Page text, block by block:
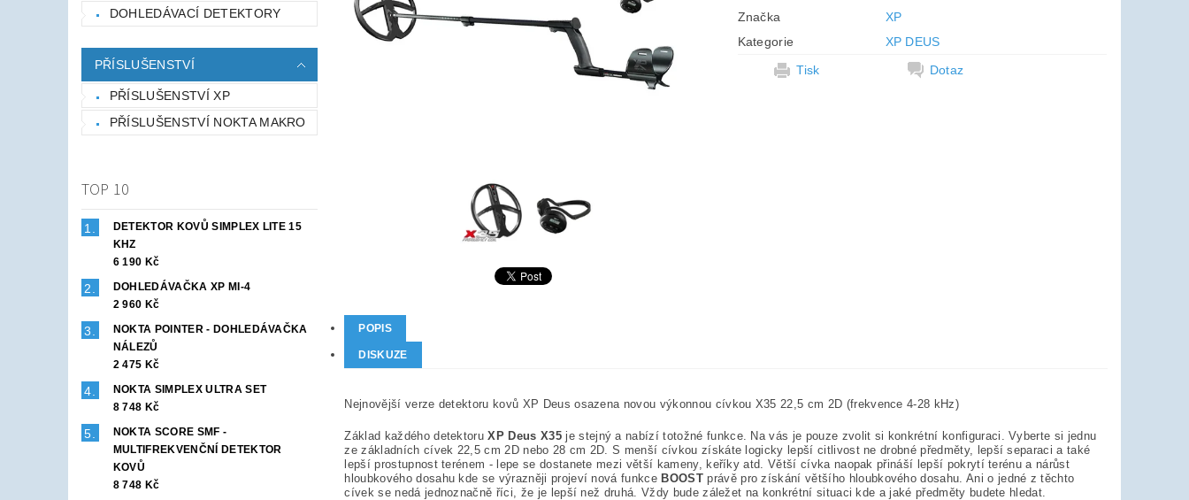
DOHLEDÁVACÍ DETEKTORY
PŘÍSLUŠENSTVÍ
PŘÍSLUŠENSTVÍ XP
PŘÍSLUŠENSTVÍ NOKTA MAKRO
TOP 10
DETEKTOR KOVŮ SIMPLEX LITE 15
KHZ
6 190 Kč
DOHLEDÁVAČKA XP MI-4
2 960 Kč
NOKTA POINTER - DOHLEDÁVAČKA
NÁLEZŮ
2 475 Kč
NOKTA SIMPLEX ULTRA SET
8 748 Kč
NOKTA SCORE SMF -
MULTIFREKVENČNÍ DETEKTOR
KOVŮ
8 748 Kč
Značka
XP
Kategorie
XP DEUS
Tisk
Dotaz
POPIS
DISKUZE
Nejnovější verze detektoru kovů XP Deus osazena novou výkonnou cívkou X35 22,5 cm 2D (frekvence 4-28 kHz)
Základ každého detektoru XP Deus X35 je stejný a nabízí totožné funkce. Na vás je pouze zvolit si konkrétní konfiguraci. Vyberte si jednu
ze základních cívek 22,5 cm 2D nebo 28 cm 2D. S menší cívkou získáte logicky lepší citlivost ne drobné předměty, lepší separaci a také
lepší prostupnost terénem - lepe se dostanete mezi větší kameny, keříky atd. Větší cívka naopak přináší lepší pokrytí terénu a nárůst
hloubkového dosahu kde se výrazněji projeví nová funkce BOOST právě pro získání většího hloubkového dosahu. Ani o jedné z těchto
cívek se nedá jednoznačně říci, že je lepší než druhá. Vždy bude záležet na konkrétní situaci kde a jaké předměty budete hledat.